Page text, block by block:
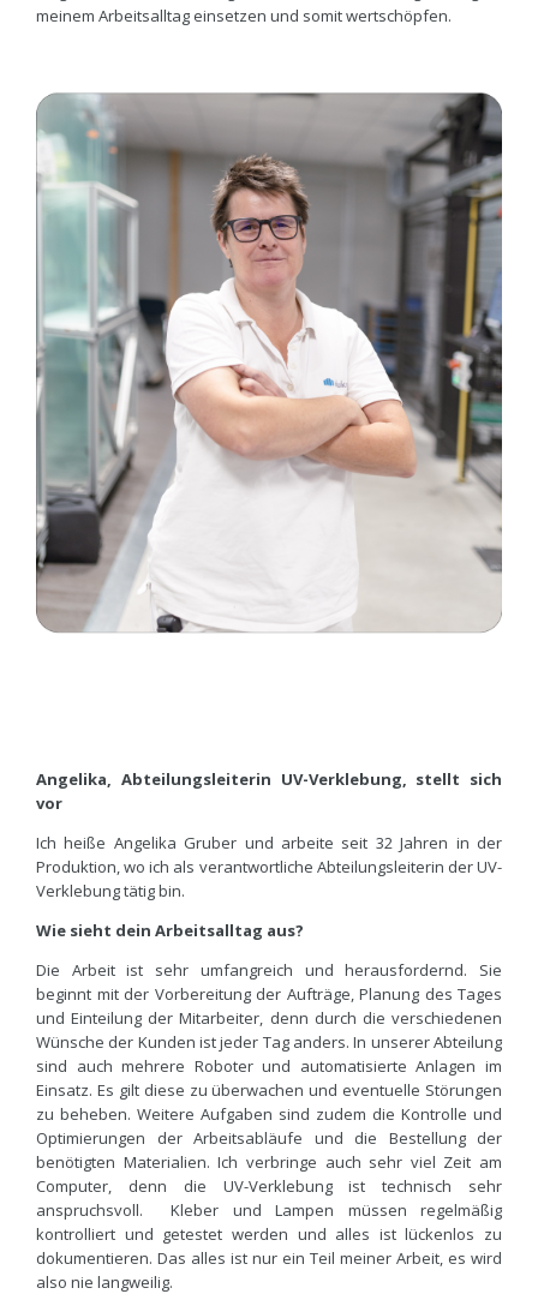
meinem Arbeitsalltag einsetzen und somit wertschöpfen.
Angelika, Abteilungsleiterin UV-Verklebung, stellt sich
vor
Ich heiße Angelika Gruber und arbeite seit 32 Jahren in der
Produktion, wo ich als verantwortliche Abteilungsleiterin der UV-
Verklebung tätig bin.
Wie sieht dein Arbeitsalltag aus?
Die Arbeit ist sehr umfangreich und herausfordernd. Sie
beginnt mit der Vorbereitung der Aufträge, Planung des Tages
und Einteilung der Mitarbeiter, denn durch die verschiedenen
Wünsche der Kunden ist jeder Tag anders. In unserer Abteilung
sind auch mehrere Roboter und automatisierte Anlagen im
Einsatz. Es gilt diese zu überwachen und eventuelle Störungen
zu beheben. Weitere Aufgaben sind zudem die Kontrolle und
Optimierungen der Arbeitsabläufe und die Bestellung der
benötigten Materialien. Ich verbringe auch sehr viel Zeit am
Computer, denn die UV-Verklebung ist technisch sehr
anspruchsvoll. Kleber und Lampen müssen regelmäßig
kontrolliert und getestet werden und alles ist lückenlos zu
dokumentieren. Das alles ist nur ein Teil meiner Arbeit, es wird
also nie langweilig.